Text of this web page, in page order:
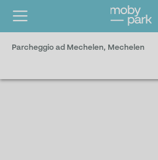
Parcheggio ad Mechelen, Mechelen